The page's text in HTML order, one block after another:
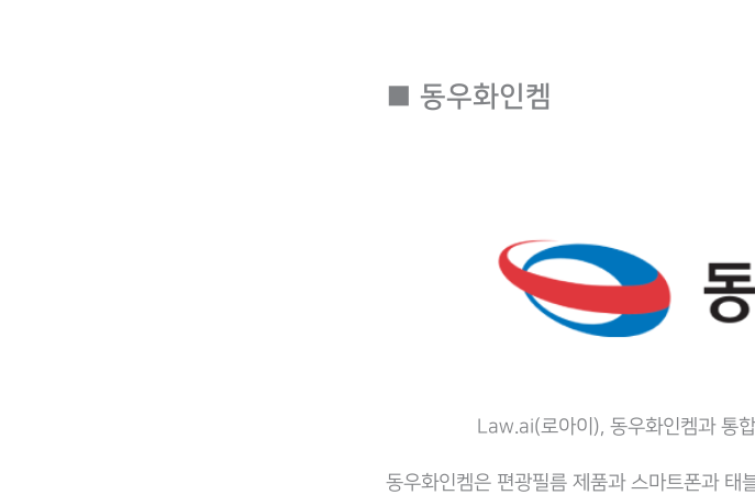
■ 동우화인켐
Law.ai(로아이), 동우화인켐과 통
동우화인켐은 편광필름 제품과 스마트폰과 태